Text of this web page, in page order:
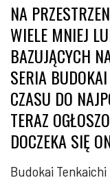
NA
WIELE MNIEJ
BAZUJĄCYCH
SERIA
CZASU DO
TERAZ
DOCZEKA SIĘ
Budokai